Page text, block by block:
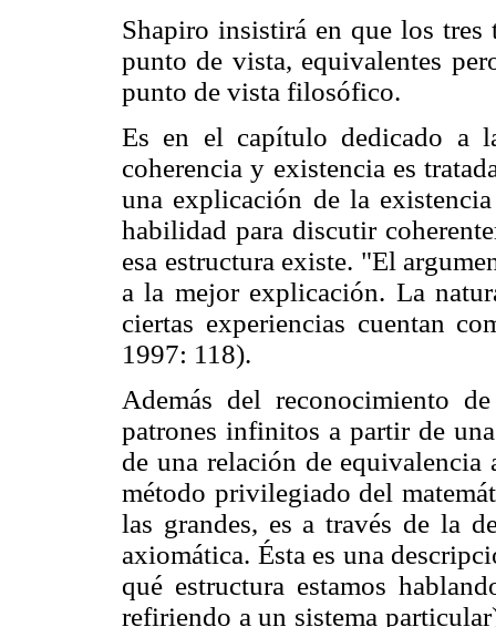
Shapiro insistirá en que los tres
punto de vista, equivalentes
punto de vista filosófico.
Es en el capítulo dedicado a
coherencia y existencia es
una explicación de la
habilidad para discutir
esa estructura existe. "El
a la mejor explicación. La
ciertas experiencias cuentan
1997: 118).
Además del reconocimiento
patrones infinitos a partir de
de una relación de
método privilegiado del
las grandes, es a través de la
axiomática. Ésta es una
qué estructura estamos
refiriendo a un sistema